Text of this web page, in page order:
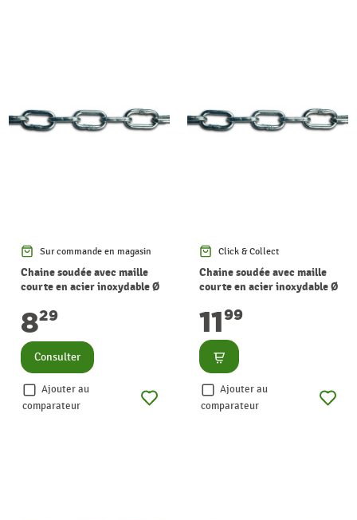
Sur commande en magasin
Chaine soudée avec maille
courte en acier inoxydable Ø
829
Consulter
Ajouter au
comparateur
Click & Collect
Chaine soudée avec maille
courte en acier inoxydable Ø
1199
Consulter
Ajouter au
comparateur